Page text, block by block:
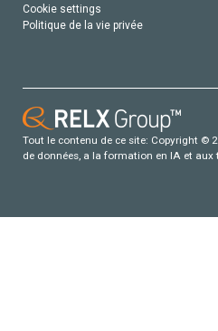
Cookie settings
Politique de la vie privée
Tout le contenu de ce site: Copyright ©
de données, a la formation en IA et